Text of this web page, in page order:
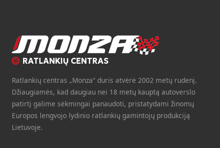
RATLANKIŲ CENTRAS
Ratlankių centras „Monza“ duris atvėrė 2002 metų rudenį.
Džiaugiamės, kad daugiau nei 18 metų kauptą autoverslo
patirtį galime sėkmingai panaudoti, pristatydami žinomų
Europos lengvojo lydinio ratlankių gamintojų produkciją
Lietuvoje.